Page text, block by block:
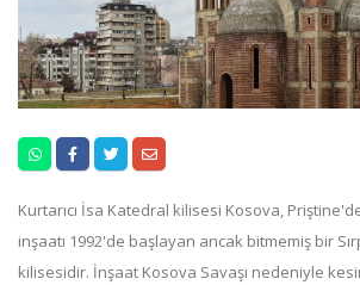
Kurtarıcı İsa Katedral kilisesi Kosova,
inşaatı 1992'de başlayan ancak bitmemiş bir
kilisesidir. İnşaat Kosova Savaşı nedeniyle